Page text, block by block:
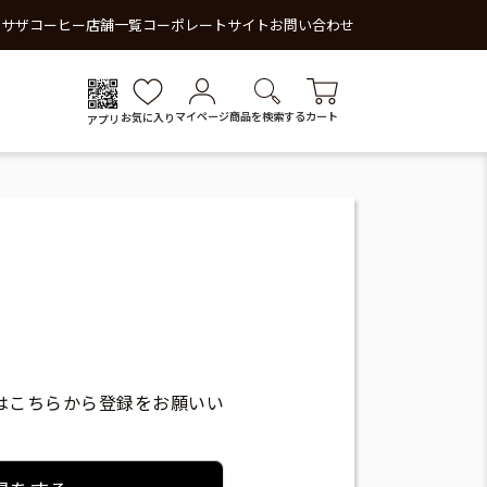
ザコーヒー店舗一覧コーポレートサイトお問い合わせ
アプリ お気に入り マイページ商品を検索するカート
ちらから登録をお願いい